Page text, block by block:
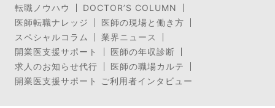
転職ノウハウ
DOCTOR’S COLUMN
医師転職ナレッジ
医師の現場と働き方
スペシャルコラム
業界ニュース
開業医支援サポート
医師の年収診断
求人のお知らせ代行
医師の職場カルテ
開業医支援サポート ご利用者インタビュー